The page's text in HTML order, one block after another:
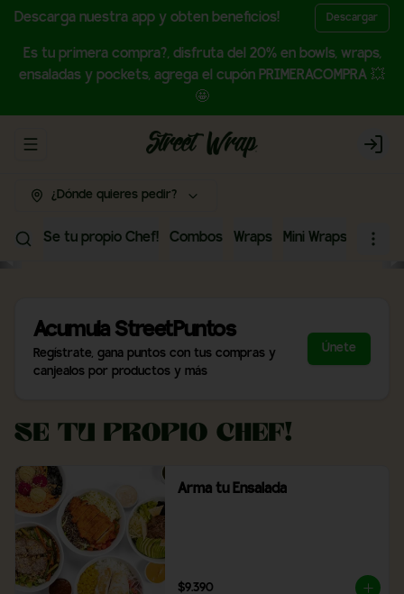
Descarga nuestra app y obten beneficios! Descargar
Es tu primera compra?, disfruta del 20% en bowls, wraps,
ensaladas y pockets, agrega el cupón PRIMERACOMPRA 💥
🤩
Abrir menu de navegación Login
¿Dónde quieres pedir?
Se tu propio Chef! Combos Wraps Mini Wraps Wraps
Acumula StreetPuntos
Regístrate, gana puntos con tus compras y
canjealos por productos y más
Únete
Se tu propio Chef!
Arma tu Ensalada
$9.390